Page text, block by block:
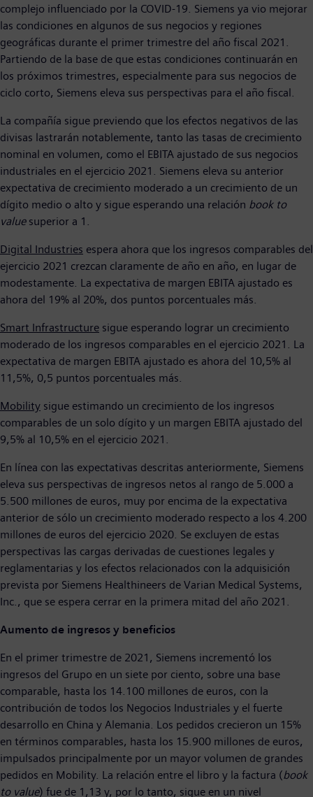
complejo influenciado por la COVID-19. Siemens ya vio mejorar
las condiciones en algunos de sus negocios y regiones
geográficas durante el primer trimestre del año fiscal 2021.
Partiendo de la base de que estas condiciones continuarán en
los próximos trimestres, especialmente para sus negocios de
ciclo corto, Siemens eleva sus perspectivas para el año fiscal.
La compañía sigue previendo que los efectos negativos de las
divisas lastrarán notablemente, tanto las tasas de crecimiento
nominal en volumen, como el EBITA ajustado de sus negocios
industriales en el ejercicio 2021. Siemens eleva su anterior
expectativa de crecimiento moderado a un crecimiento de un
dígito medio o alto y sigue esperando una relación book to
valuesuperior a 1.
Digital Industries espera ahora que los ingresos comparables del
ejercicio 2021 crezcan claramente de año en año, en lugar de
modestamente. La expectativa de margen EBITA ajustado es
ahora del 19% al 20%, dos puntos porcentuales más.
Smart Infrastructure sigue esperando lograr un crecimiento
moderado de los ingresos comparables en el ejercicio 2021. La
expectativa de margen EBITA ajustado es ahora del 10,5% al
11,5%, 0,5 puntos porcentuales más.
Mobility sigue estimando un crecimiento de los ingresos
comparables de un solo dígito y un margen EBITA ajustado del
9,5% al 10,5% en el ejercicio 2021.
En línea con las expectativas descritas anteriormente, Siemens
eleva sus perspectivas de ingresos netos al rango de 5.000 a
5.500 millones de euros, muy por encima de la expectativa
anterior de sólo un crecimiento moderado respecto a los 4.200
millones de euros del ejercicio 2020. Se excluyen de estas
perspectivas las cargas derivadas de cuestiones legales y
reglamentarias y los efectos relacionados con la adquisición
prevista por Siemens Healthineers de Varian Medical Systems,
Inc., que se espera cerrar en la primera mitad del año 2021.
Aumento de ingresos y beneficios
En el primer trimestre de 2021, Siemens incrementó los
ingresos del Grupo en un siete por ciento, sobre una base
comparable, hasta los 14.100 millones de euros, con la
contribución de todos los Negocios Industriales y el fuerte
desarrollo en China y Alemania. Los pedidos crecieron un 15%
en términos comparables, hasta los 15.900 millones de euros,
impulsados principalmente por un mayor volumen de grandes
pedidos en Mobility. La relación entre el libro y la factura (book
to value) fue de 1,13 y, por lo tanto, sigue en un nivel